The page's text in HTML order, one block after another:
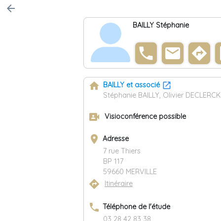
arrow_back
BAILLY Stéphanie
phone email directions
home BAILLY et associé
Stéphanie BAILLY, Olivier DECLERCK
video_camera_front Visioconférence possible
place Adresse
7 rue Thiers
BP 117
59660 MERVILLE
directions Itinéraire
phone Téléphone de l'étude
03 28 42 83 38